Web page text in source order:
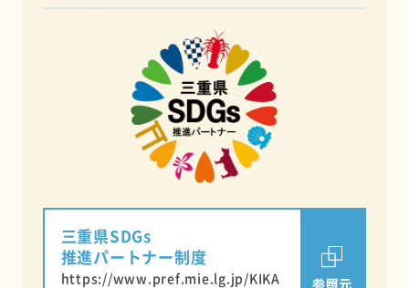
三重県SDGs
推進パートナー制度
https://www.pref.mie.lg.jp/KIKA